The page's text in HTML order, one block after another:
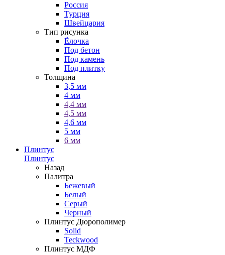
Россия
Турция
Швейцария
Тип рисунка
Ёлочка
Под бетон
Под камень
Под плитку
Толщина
3,5 мм
4 мм
4,4 мм
4,5 мм
4,6 мм
5 мм
6 мм
Плинтус
Плинтус
Назад
Палитра
Бежевый
Белый
Серый
Черный
Плинтус Дюрополимер
Solid
Teckwood
Плинтус МДФ